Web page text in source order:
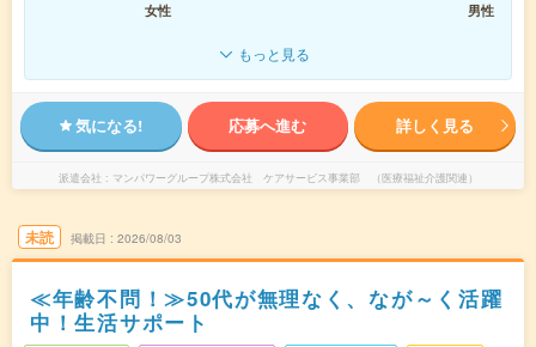
女性
男性
もっと見る
気になる! 応募へ進む 詳しく見る
派遣会社 マンパワーグループ株式会社 ケアサービス事業部 （医療福祉介護関連）
未読 掲載日 2026/08/03
≪年齢不問！≫50代が無理なく、なが～く活躍
中！生活サポート